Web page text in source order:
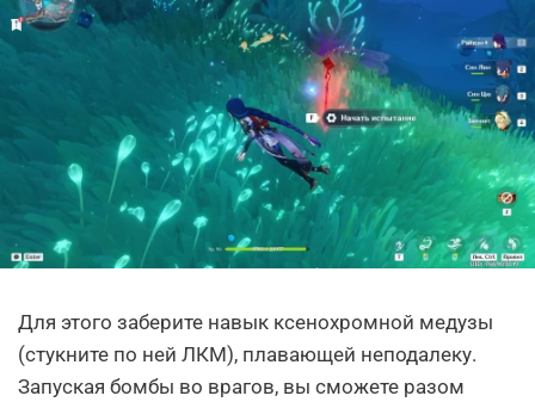
Для этого заберите навык ксенохромной медузы
(стукните по ней ЛКМ), плавающей неподалеку.
Запуская бомбы во врагов, вы сможете разом